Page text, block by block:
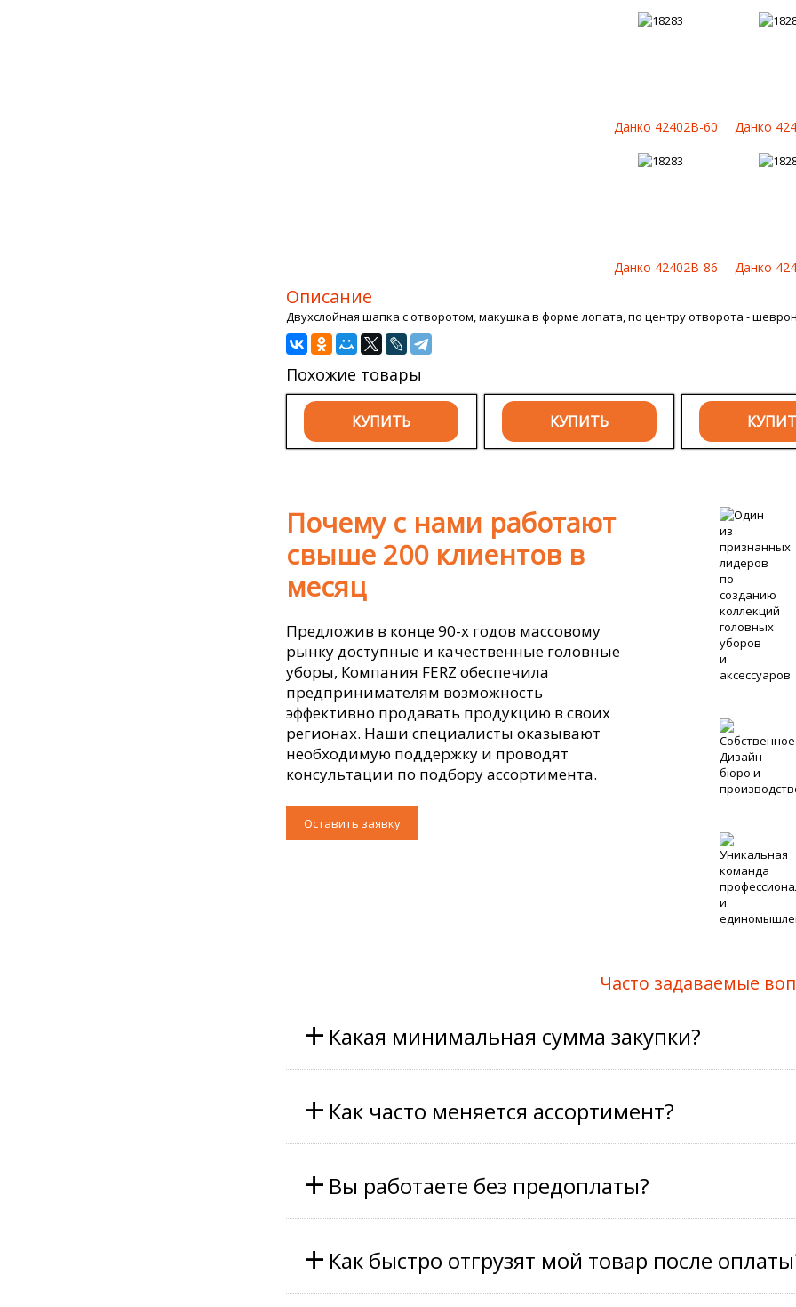
Данко 42402B-60 Данко
Данко 42402B-86 Данко
Описание
Двухслойная шапка с отворотом, макушка в форме лопата, по центру отворота -
Похожие товары
КУПИТЬ КУПИТЬ
Почему с нами работают
свыше 200 клиентов в
месяц
Предложив в конце 90-х годов массовому
рынку доступные и качественные головные
уборы, Компания FERZ обеспечила
предпринимателям возможность
эффективно продавать продукцию в своих
регионах. Наши специалисты оказывают
необходимую поддержку и проводят
консультации по подбору ассортимента.
Оставить заявку
Часто задаваемые
+ Какая минимальная сумма закупки?
+ Как часто меняется ассортимент?
+ Вы работаете без предоплаты?
+ Как быстро отгрузят мой товар после